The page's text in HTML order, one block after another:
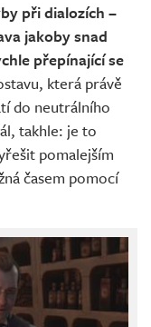
při dialozích –
jakoby snad
přepínající se
která právě
do neutrálního
takhle: je to
pomalejším
časem pomocí